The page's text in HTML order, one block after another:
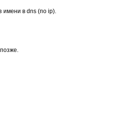
имени в dns (по ip).